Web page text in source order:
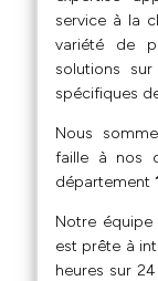
service à la
variété de
solutions
spécifiques
Nous
faille à nos
département
Notre équipe
est prête à
heures sur